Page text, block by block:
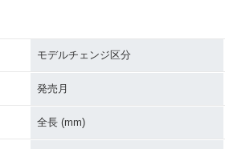
モデルチェンジ区分
発売月
全長 (mm)